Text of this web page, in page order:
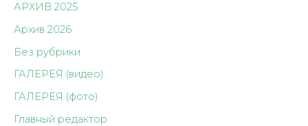
АРХИВ 2025
Архив 2026
Без рубрики
ГАЛЕРЕЯ (видео)
ГАЛЕРЕЯ (фото)
Главный редактор